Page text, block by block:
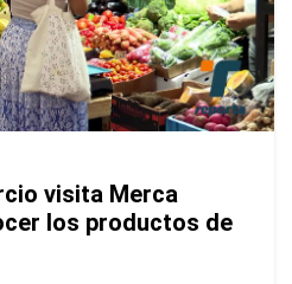
visita Merca
los productos de